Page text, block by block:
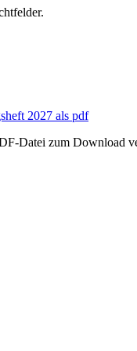
Datei zum Download